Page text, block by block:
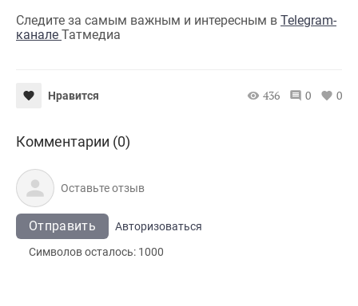
Следите за самым важным и интересным в Telegram-
канале Татмедиа
Нравится 436 0 0
Комментарии (0)
Отправить
Авторизоваться
Символов осталось: 1000